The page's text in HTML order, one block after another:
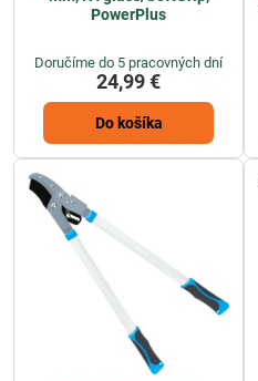
PowerPlus
Doručíme do 5 pracovných dní
24,99 €
Do košíka